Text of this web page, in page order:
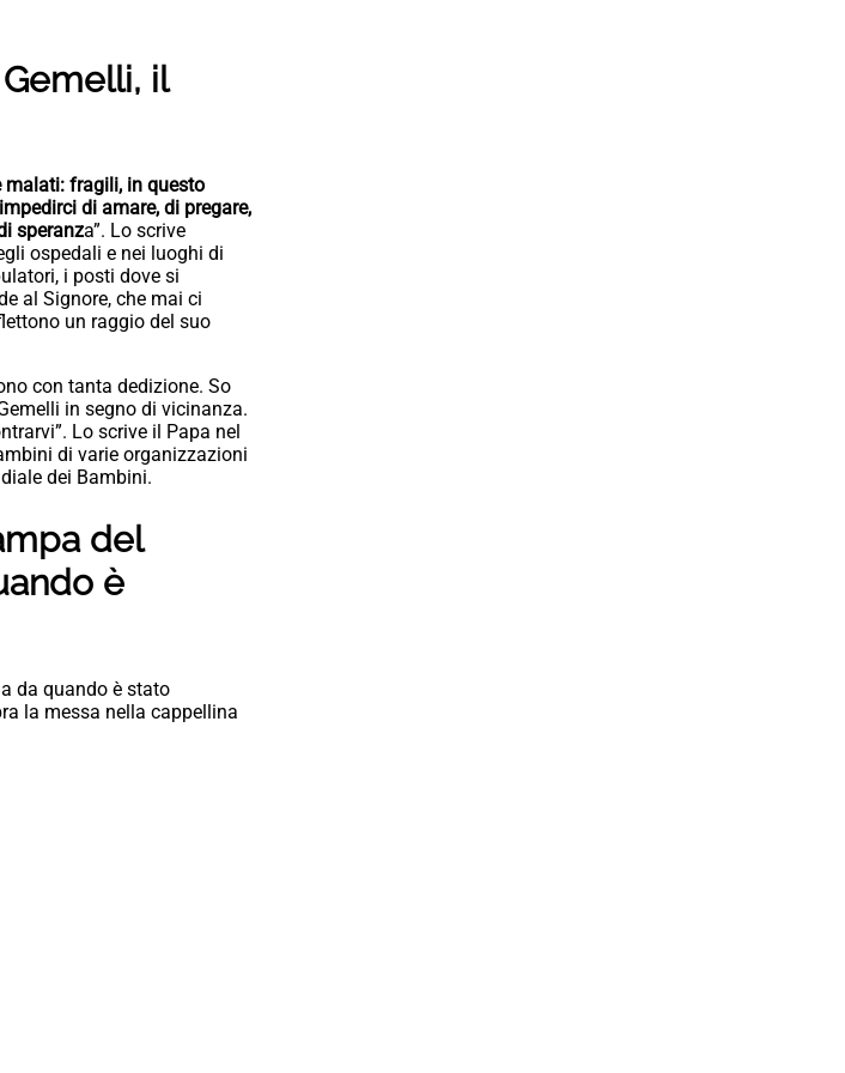
il
malati: fragili, in questo
di amare, di pregare,
speranza”. Lo scrive
ospedali e nei luoghi di
i posti dove si
al Signore, che mai ci
un raggio del suo
con tanta dedizione. So
in segno di vicinanza.
Lo scrive il Papa nel
di varie organizzazioni
dei Bambini.
del
è
da quando è stato
la messa nella cappellina